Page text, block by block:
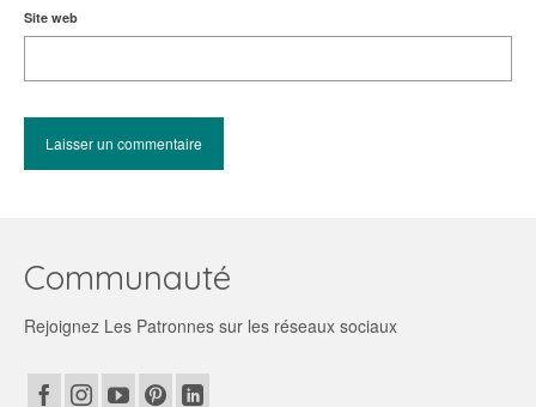
Site web
Communauté
Rejoignez Les Patronnes sur les réseaux sociaux